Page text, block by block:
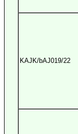
KAJK/bAJ019/22